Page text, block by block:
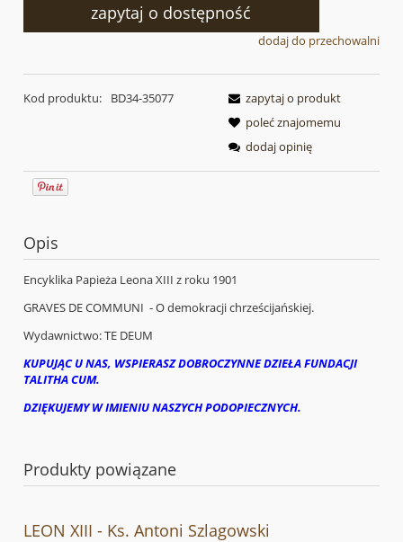
zapytaj o dostępność
dodaj do przechowalni
Kod produktu: BD34-35077
zapytaj o produkt
poleć znajomemu
dodaj opinię
Opis
Encyklika Papieża Leona XIII z roku 1901
GRAVES DE COMMUNI - O demokracji chrześcijańskiej.
Wydawnictwo: TE DEUM
KUPUJĄC U NAS, WSPIERASZ DOBROCZYNNE DZIEŁA FUNDACJI
TALITHA CUM.
DZIĘKUJEMY W IMIENIU NASZYCH PODOPIECZNYCH.
Produkty powiązane
LEON XIII - Ks. Antoni Szlagowski